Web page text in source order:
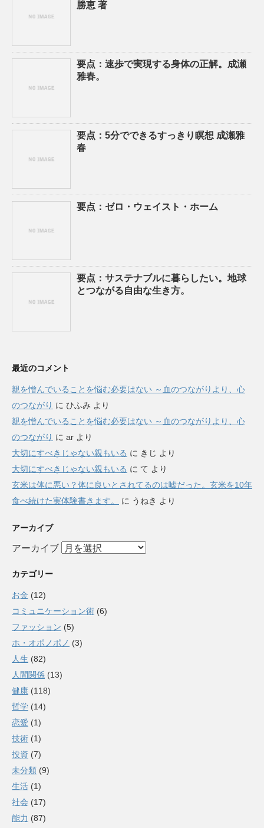
勝恵 著
要点：速歩で実現する身体の正解。成瀬
雅春。
要点：5分でできるすっきり瞑想 成瀬雅
春
要点：ゼロ・ウェイスト・ホーム
要点：サステナブルに暮らしたい。地球
とつながる自由な生き方。
最近のコメント
親を憎んでいることを悩む必要はない ～血のつながりより、心
のつながり に ひふみ より
親を憎んでいることを悩む必要はない ～血のつながりより、心
のつながり に ar より
大切にすべきじゃない親もいる に きじ より
大切にすべきじゃない親もいる に て より
玄米は体に悪い？体に良いとされてるのは嘘だった。玄米を10年
食べ続けた実体験書きます。
に うねき より
アーカイブ
アーカイブ
カテゴリー
お金 (12)
コミュニケーション術 (6)
ファッション (5)
ホ・オポノポノ (3)
人生 (82)
人間関係 (13)
健康 (118)
哲学 (14)
恋愛 (1)
技術 (1)
投資 (7)
未分類 (9)
生活 (1)
社会 (17)
能力 (87)